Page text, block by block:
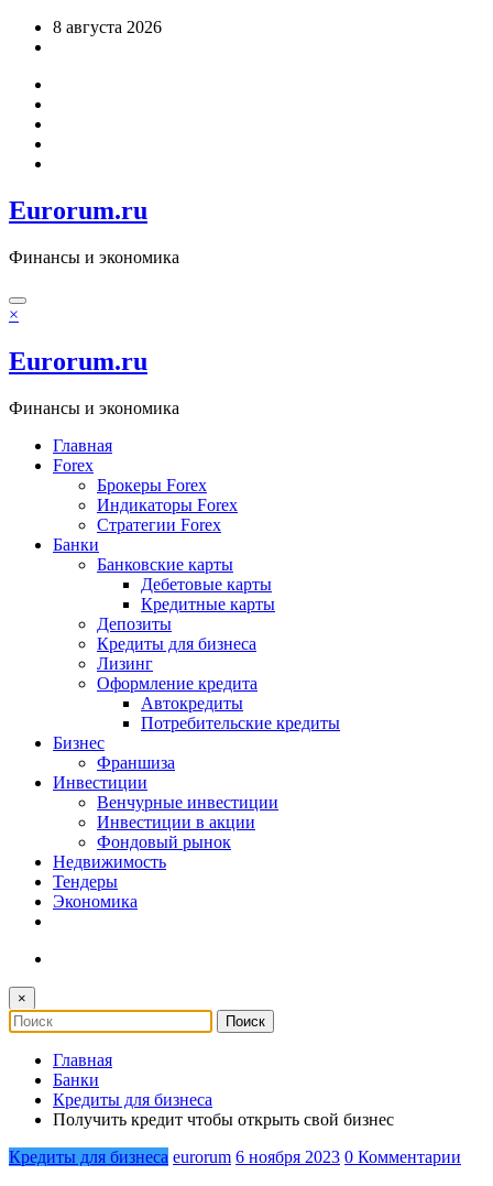
Перейти8 августа 2026
Eurorum.ru
Финансы и экономика
×
Eurorum.ru
Финансы и экономика
Главная
Forex
Брокеры Forex
Индикаторы Forex
Стратегии Forex
Банки
Банковские карты
Дебетовые карты
Кредитные карты
Депозиты
Кредиты для бизнеса
Лизинг
Оформление кредита
Автокредиты
Потребительские кредиты
Бизнес
Франшиза
Инвестиции
Венчурные инвестиции
Инвестиции в акции
Фондовый рынок
Недвижимость
Тендеры
Экономика
×
Главная
Банки
Кредиты для бизнеса
Получить кредит чтобы открыть свой бизнес
Кредиты для бизнеса eurorum 6 ноября 2023 0 Комментарии